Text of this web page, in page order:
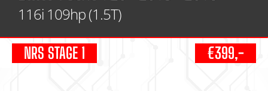
116i 109hp (1.5T)
NRS STAGE 1 €399,-